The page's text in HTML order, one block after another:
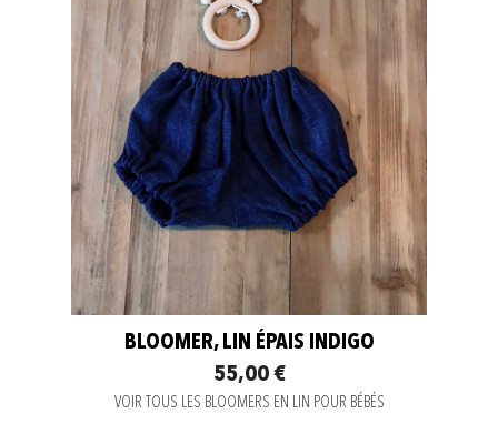
BLOOMER, LIN ÉPAIS INDIGO
55,00 €
VOIR TOUS LES BLOOMERS EN LIN POUR BÉBÉS